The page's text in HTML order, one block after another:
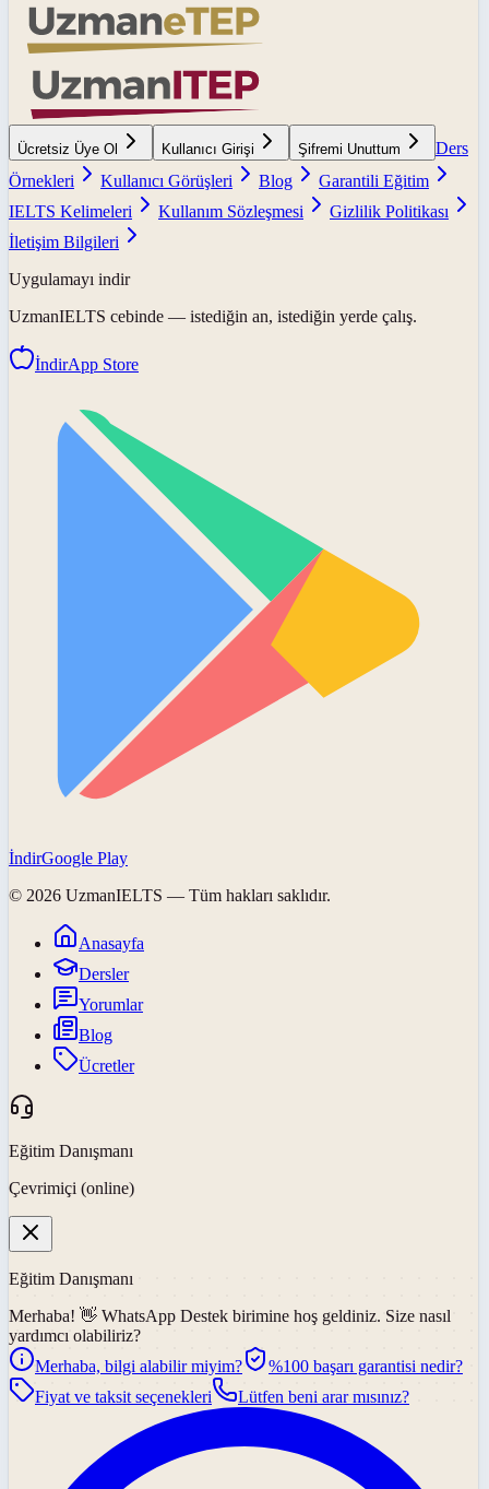
Ücretsiz Üye Ol Kullanıcı Girişi Şifremi Unuttum
Ders
Örnekleri
Kullanıcı Görüşleri Blog
Garantili Eğitim
IELTS Kelimeleri
Kullanım Sözleşmesi
Gizlilik Politikası
İletişim Bilgileri
Uygulamayı indir
UzmanIELTS cebinde — istediğin an, istediğin yerde çalış.
İndirApp Store
İndirGoogle Play
© 2026 UzmanIELTS — Tüm hakları saklıdır.
Anasayfa
Dersler
Yorumlar
Blog
Ücretler
Eğitim Danışmanı
Çevrimiçi (online)
Eğitim Danışmanı
Merhaba! 👋 WhatsApp Destek birimine hoş geldiniz. Size nasıl
yardımcı olabiliriz?
Merhaba, bilgi alabilir miyim?
%100 başarı garantisi nedir?
Fiyat ve taksit seçenekleri
Lütfen beni arar mısınız?